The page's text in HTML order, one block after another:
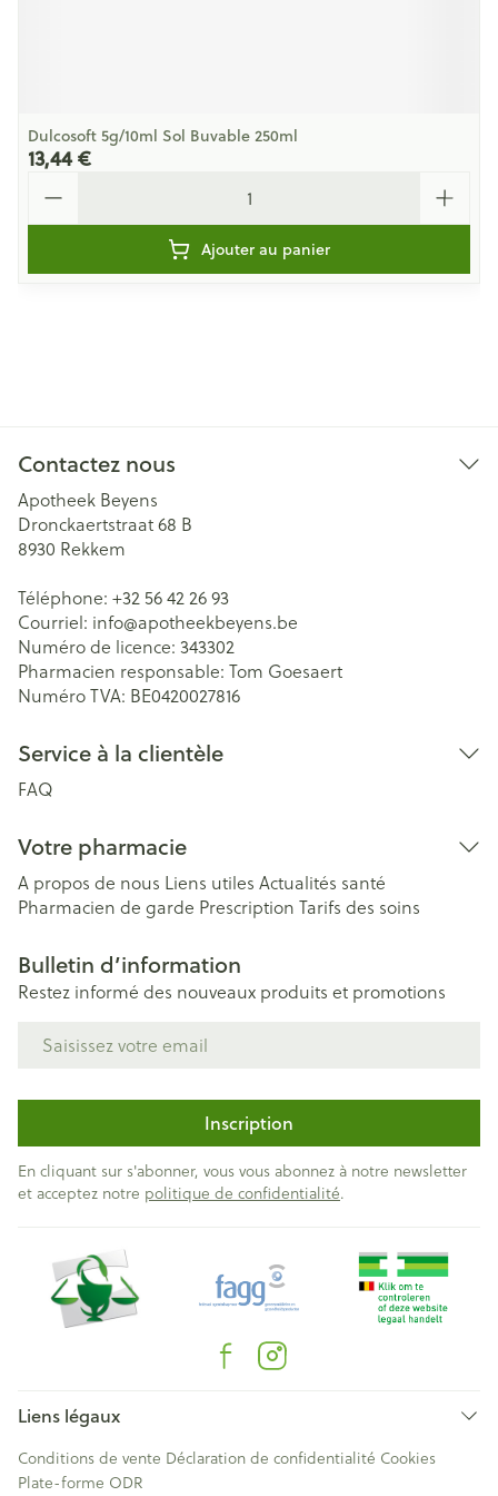
Dulcosoft 5g/10ml Sol Buvable 250ml
13,44 €
Ajouter au panier
Contactez nous
Apotheek Beyens
Dronckaertstraat 68 B
8930 Rekkem
Téléphone: +32 56 42 26 93
Courriel: info@apotheekbeyens.be
Numéro de licence: 343302
Pharmacien responsable: Tom Goesaert
Numéro TVA: BE0420027816
Service à la clientèle
FAQ
Votre pharmacie
A propos de nous Liens utiles Actualités santé
Pharmacien de garde Prescription Tarifs des soins
Bulletin d’information
Restez informé des nouveaux produits et promotions
Inscription
En cliquant sur s'abonner, vous vous abonnez à notre newsletter
et acceptez notre politique de confidentialité.
Liens légaux
Conditions de vente Déclaration de confidentialité Cookies
Plate-forme ODR